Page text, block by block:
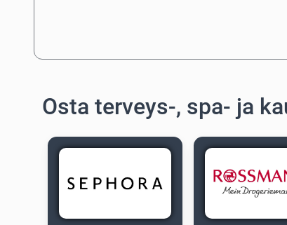
Osta terveys-, spa- ja